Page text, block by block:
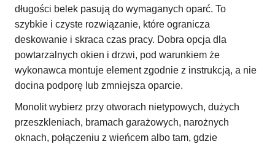
długości belek pasują do wymaganych oparć. To
szybkie i czyste rozwiązanie, które ogranicza
deskowanie i skraca czas pracy. Dobra opcja dla
powtarzalnych okien i drzwi, pod warunkiem że
wykonawca montuje element zgodnie z instrukcją, a nie
docina podporę lub zmniejsza oparcie.
Monolit wybierz przy otworach nietypowych, dużych
przeszkleniach, bramach garażowych, narożnych
oknach, połączeniu z wieńcem albo tam, gdzie